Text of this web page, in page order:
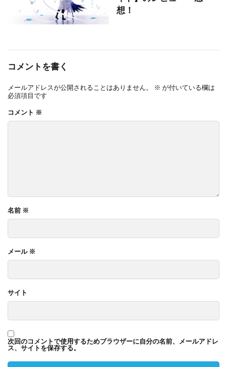
想！
コメントを書く
メールアドレスが公開されることはありません。 ※ が付いている欄は
必須項目です
コメント ※
名前 ※
メール ※
サイト
次回のコメントで使用するためブラウザーに自分の名前、メールアドレ
ス、サイトを保存する。